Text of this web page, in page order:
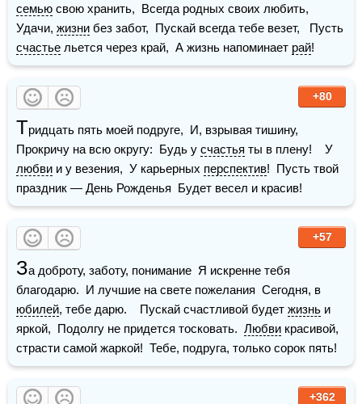
семью свою хранить,  Всегда родных своих любить,
Удачи, жизни
счастье льется через край,  А жизнь напоминает рай!
+80
Тридцать пять моей подруге,  И, взрывая тишину,
Прокричу на всю округу:  Будь у счастья
любви и у везения,  У карьерных перспектив!  Пусть твой
праздник — День Рожденья  Будет весел и красив!
+57
За доброту, заботу, понимание  Я искренне тебя
юбилей, тебе дарю.    Пускай счастливой будет жизнь и
яркой,  Подолгу не придется тосковать. Любви красивой,
страсти самой жаркой!  Тебе, подруга, только сорок пять!
+362